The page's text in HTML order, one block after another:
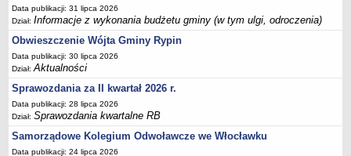
Prawo miejscowe
Zarządzenia
Studium uwarunkowań i kierunków zagospodarowania
przestrzennego
Dane przestrzenne - MPZP
Stałe obwody głosowania, numery, granice oraz siedziby
obwodowych komisji wyborczych, opis granic okręgów wyborczych
Plan ogólny gminy Rypin
Data publikacji: 31 lipca 2026
Dział:Informacje z wykonania budżetu gminy (w tym ulgi, odroczenia)
Obwieszczenie Wójta Gminy Rypin
Data publikacji: 30 lipca 2026
Dział:Aktualności
Sprawozdania za II kwartał 2026 r.
Data publikacji: 28 lipca 2026
Dział:Sprawozdania kwartalne RB
Samorządowe Kolegium Odwoławcze we Włocławku
Data publikacji: 24 lipca 2026